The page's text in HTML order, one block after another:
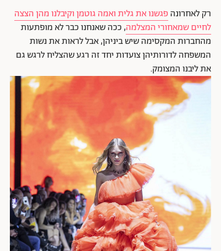
רק לאחרונה פגשנו את גלית ואמה גוטמן וקיבלנו מהן הצצה
לחיים שמאחורי המצלמה, ככה שאנחנו כבר לא מופתעות
מהחברות המקסימה שיש ביניהן, אבל לראות את נשות
המשפחה לדורותיהן צועדות יחד זה רגע שהצליח לרגש גם
את ליבנו המצומק.